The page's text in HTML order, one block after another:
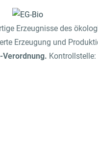
Erzeugnisse des
Erzeugung und
Verordnung. Kontrollstelle: